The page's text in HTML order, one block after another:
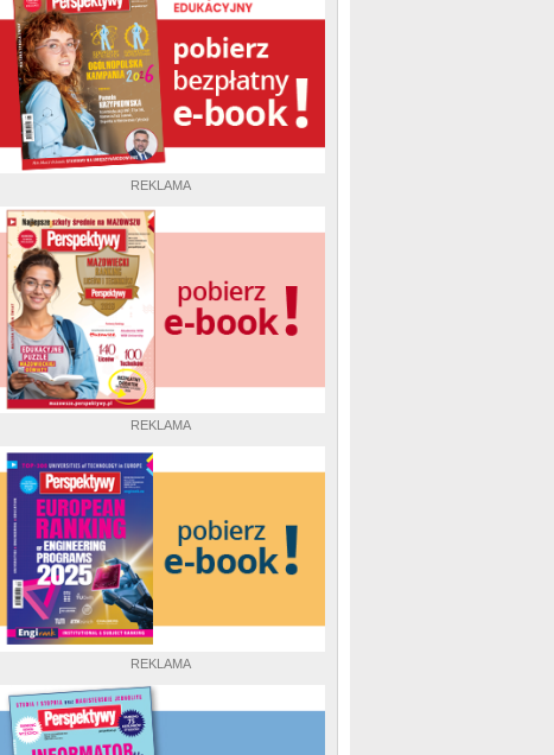
REKLAMA
REKLAMA
REKLAMA